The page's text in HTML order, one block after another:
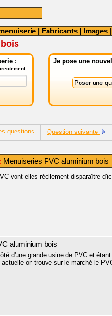
| Fabricants | Images |
: Je pose une
questions Question suivante
Menuiseries PVC aluminium bois
vont-elles réellement disparaître
aluminium bois
d'une grande usine de PVC et
actuelle on trouve sur le marché le